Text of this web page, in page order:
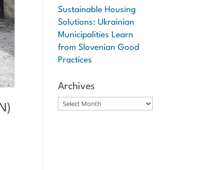
Sustainable Housing
Solutions: Ukrainian
Municipalities Learn
from Slovenian Good
Practices
Archives
Archives